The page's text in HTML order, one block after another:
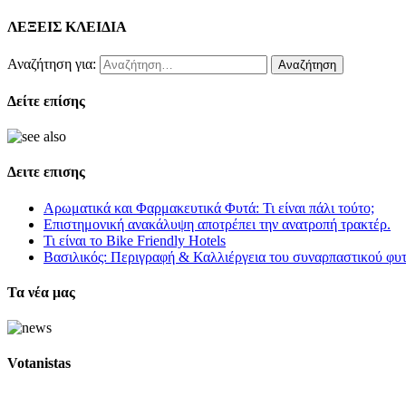
ΛΕΞΕΙΣ ΚΛΕΙΔΙΑ
Αναζήτηση για:
Δείτε επίσης
Δειτε επισης
Αρωματικά και Φαρμακευτικά Φυτά: Τι είναι πάλι τούτο;
Επιστημονική ανακάλυψη αποτρέπει την ανατροπή τρακτέρ.
Τι είναι το Bike Friendly Hotels
Βασιλικός: Περιγραφή & Καλλιέργεια του συναρπαστικού
Τα νέα μας
Votanistas